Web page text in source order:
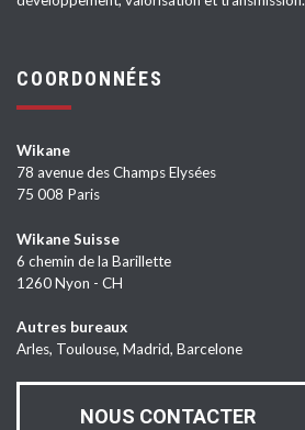
COORDONNÉES
Wikane
78 avenue des Champs Elysées
75 008 Paris
Wikane Suisse
6 chemin de la Barillette
1260 Nyon - CH
Autres bureaux
Arles, Toulouse, Madrid, Barcelone
NOUS CONTACTER